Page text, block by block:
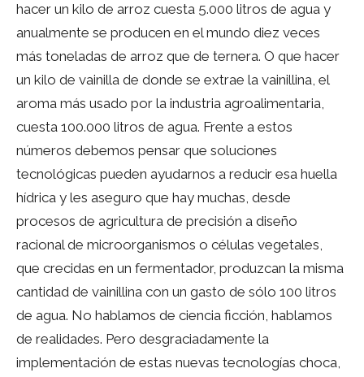
hacer un kilo de arroz cuesta 5.000 litros de agua y
anualmente se producen en el mundo diez veces
más toneladas de arroz que de ternera. O que hacer
un kilo de vainilla de donde se extrae la vainillina, el
aroma más usado por la industria agroalimentaria,
cuesta 100.000 litros de agua. Frente a estos
números debemos pensar que soluciones
tecnológicas pueden ayudarnos a reducir esa huella
hídrica y les aseguro que hay muchas, desde
procesos de agricultura de precisión a diseño
racional de microorganismos o células vegetales,
que crecidas en un fermentador, produzcan la misma
cantidad de vainillina con un gasto de sólo 100 litros
de agua. No hablamos de ciencia ficción, hablamos
de realidades. Pero desgraciadamente la
implementación de estas nuevas tecnologías choca,